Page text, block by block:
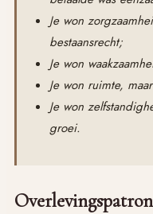
Je won
bestaansrecht;
Je won
Je won ruimte,
Je won
groei.